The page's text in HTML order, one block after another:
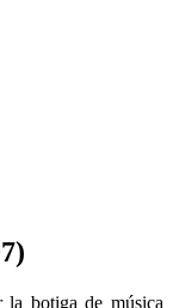
la botiga de música